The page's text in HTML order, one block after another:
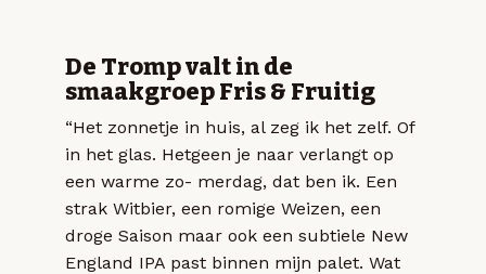
De Tromp valt in de
smaakgroep Fris & Fruitig
“Het zonnetje in huis, al zeg ik het zelf. Of
in het glas. Hetgeen je naar verlangt op
een warme zo- merdag, dat ben ik. Een
strak Witbier, een romige Weizen, een
droge Saison maar ook een subtiele New
England IPA past binnen mijn palet. Wat